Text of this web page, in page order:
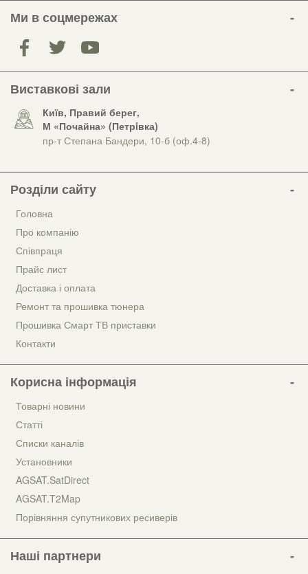
Ми в соцмережах
Виставкові зали
Київ, Правий берег,
М «Почайна» (Петрiвка)
пр-т Степана Бандери, 10-б (оф.4-8)
Розділи сайту
Головна
Про компанію
Співпраця
Прайс лист
Доставка і оплата
Ремонт та прошивка тюнера
Прошивка Смарт ТВ приставки
Контакти
Корисна інформація
Товарні новини
Статті
Списки каналів
Установники
AGSAT.SatDirect
AGSAT.T2Map
Порівняння супутникових ресиверів
Наші партнери